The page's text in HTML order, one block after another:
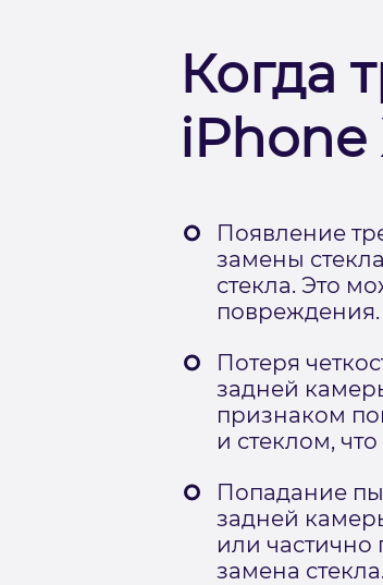
Когда
iPhone
Появление
замены
стекла. Это
повреждения.
Потеря
задней
признаком
и стеклом,
Попадание
задней
или частично
замена стекла.